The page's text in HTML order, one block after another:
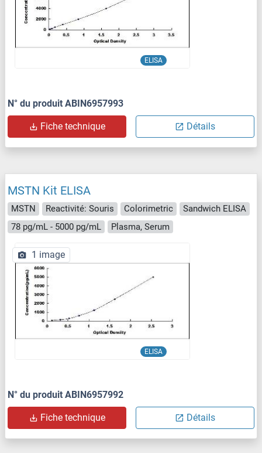
ELISA
N° du produit ABIN6957993
Fiche technique Détails
MSTN Kit ELISA
MSTN Reactivité: Souris Colorimetric
Sandwich ELISA
78 pg/mL - 5000 pg/mL
Plasma, Serum
ELISA
1 image
N° du produit ABIN6957992
Fiche technique Détails